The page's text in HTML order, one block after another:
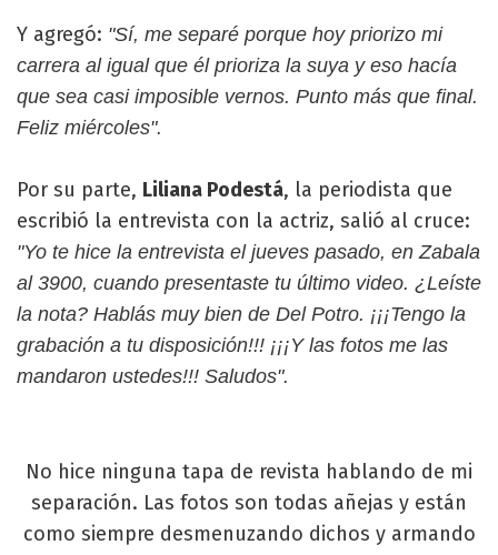
Y agregó: "Sí, me separé porque hoy priorizo mi
carrera al igual que él prioriza la suya y eso hacía
que sea casi imposible vernos. Punto más que final.
Feliz miércoles".
Por su parte, Liliana Podestá, la periodista que
escribió la entrevista con la actriz, salió al cruce:
"Yo te hice la entrevista el jueves pasado, en Zabala
al 3900, cuando presentaste tu último video. ¿Leíste
la nota? Hablás muy bien de Del Potro. ¡¡¡Tengo la
grabación a tu disposición!!! ¡¡¡Y las fotos me las
mandaron ustedes!!! Saludos".
No hice ninguna tapa de revista hablando de mi
separación. Las fotos son todas añejas y están
como siempre desmenuzando dichos y armando